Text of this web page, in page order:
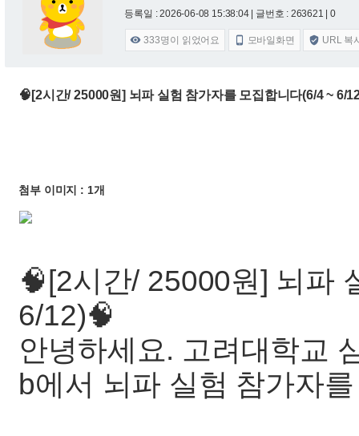
등록일 : 2026-06-08 15:38:04 | 글번호 : 263621 | 0
 333명이 읽었어요  모바일화면  URL 복
🧠[2시간/ 25000원] 뇌파 실험 참가자를 모집합니다(6/4 ~ 6/
첨부 이미지 : 1개
🧠[2시간/ 25000원] 뇌파
6/12)🧠
안녕하세요. 고려대학교
b에서 뇌파 실험 참가자